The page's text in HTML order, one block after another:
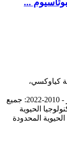
...
كياوكسي،
مجموعة Guanlang© حقوق الطبع والنشر - 2010-2022: جميع
الحيوية
المحدودة